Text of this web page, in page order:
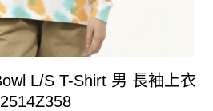
L/S T-Shirt 男 長袖上衣